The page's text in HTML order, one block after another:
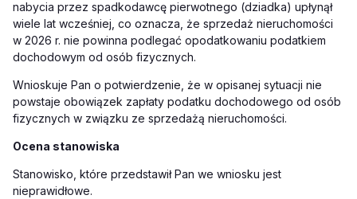
nabycia przez spadkodawcę pierwotnego (dziadka) upłynął
wiele lat wcześniej, co oznacza, że sprzedaż nieruchomości
w 2026 r. nie powinna podlegać opodatkowaniu podatkiem
dochodowym od osób fizycznych.
Wnioskuje Pan o potwierdzenie, że w opisanej sytuacji nie
powstaje obowiązek zapłaty podatku dochodowego od osób
fizycznych w związku ze sprzedażą nieruchomości.
Ocena stanowiska
Stanowisko, które przedstawił Pan we wniosku jest
nieprawidłowe.